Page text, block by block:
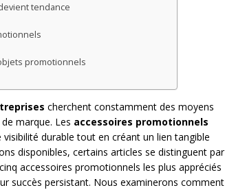
tendance
promotionnels
cherchent constamment des moyens
marque. Les accessoires promotionnels
durable tout en créant un lien tangible
disponibles, certains articles se distinguent par
accessoires promotionnels les plus appréciés
succès persistant. Nous examinerons comment